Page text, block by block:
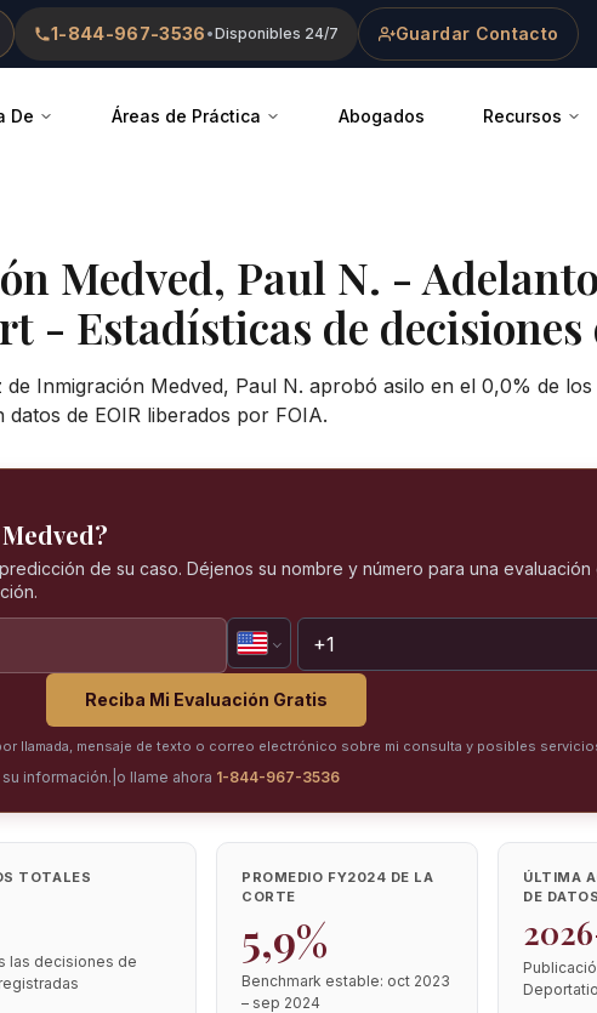
1-844-967-3536 •Disponibles 24/7 Guardar Contacto
De Áreas de Práctica Abogados Recursos
Medved, Paul N. - Adelanto
- Estadísticas de decisiones
Inmigración Medved, Paul N. aprobó asilo en el 0,0% de los
de EOIR liberados por FOIA.
de su caso. Déjenos su nombre y número para una evaluación
Reciba Mi Evaluación Gratis
llamada, mensaje de texto o correo electrónico sobre mi consulta y posibles
información. o llame ahora 1-844-967-3536
TOTALES
las decisiones de
PROMEDIO FY2024 DE LA
CORTE
5,9%
Benchmark estable: oct 2023
– sep 2024
ÚLTIMA
DE DATOS